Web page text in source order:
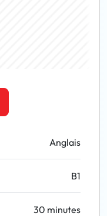
Anglais
B1
30 minutes